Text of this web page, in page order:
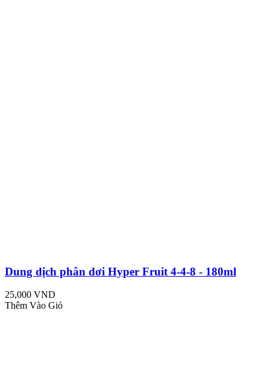
Dung dịch phân dơi Hyper Fruit 4-4-8 - 180ml
25,000 VND
Thêm Vào Giỏ